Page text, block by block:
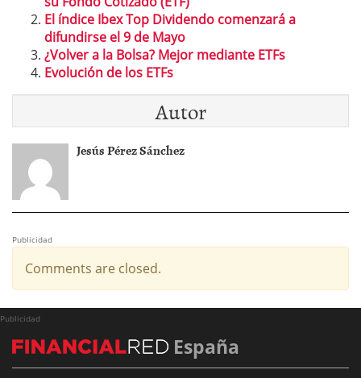
El índice Ibex Top Dividendo comenzará a
difundirse el 9 de Mayo
¿Volver a la Bolsa? Mejor mediante ETFs
Evolución de los ETFs
Autor
Jesús Pérez Sánchez
Publicidad
Comments are closed.
Publicidad
España